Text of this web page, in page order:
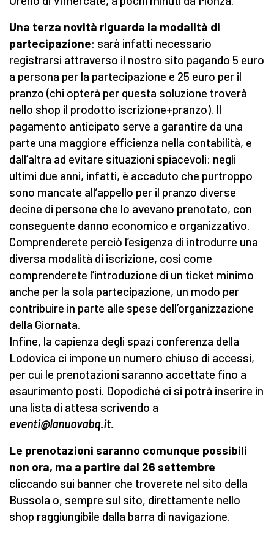
Una terza novità riguarda la modalità di
partecipazione: sarà infatti necessario
registrarsi attraverso il nostro sito pagando 5 euro
a persona per la partecipazione e 25 euro per il
pranzo (chi opterà per questa soluzione troverà
nello shop il prodotto iscrizione+pranzo). Il
pagamento anticipato serve a garantire da una
parte una maggiore efficienza nella contabilità, e
dall’altra ad evitare situazioni spiacevoli: negli
ultimi due anni, infatti, è accaduto che purtroppo
sono mancate all’appello per il pranzo diverse
decine di persone che lo avevano prenotato, con
conseguente danno economico e organizzativo.
Comprenderete perciò l’esigenza di introdurre una
diversa modalità di iscrizione, così come
comprenderete l’introduzione di un ticket minimo
anche per la sola partecipazione, un modo per
contribuire in parte alle spese dell’organizzazione
della Giornata.
Infine, la capienza degli spazi conferenza della
Lodovica ci impone un numero chiuso di accessi,
per cui le prenotazioni saranno accettate fino a
esaurimento posti. Dopodiché ci si potrà inserire in
una lista di attesa scrivendo a
eventi@lanuovabq.it.
Le prenotazioni saranno comunque possibili
non ora, ma a partire dal 26 settembre
cliccando sui banner che troverete nel sito della
Bussola o, sempre sul sito, direttamente nello
shop raggiungibile dalla barra di navigazione.